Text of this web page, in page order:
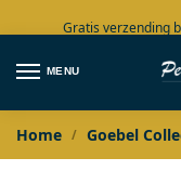
Gratis verzending
MENU
Home / Goebel